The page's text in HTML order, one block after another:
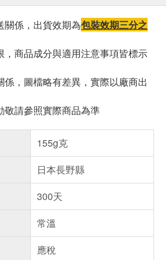
關係，出貨效期為包裝效期三分之
，商品成分與適用注意事項皆標示
，圖檔略有差異，實際以廠商出
敬請參照實際商品為準
155g克
日本長野縣
300天
常溫
應稅